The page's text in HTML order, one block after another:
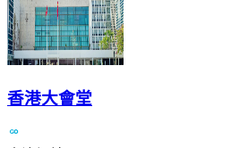
香港大會堂